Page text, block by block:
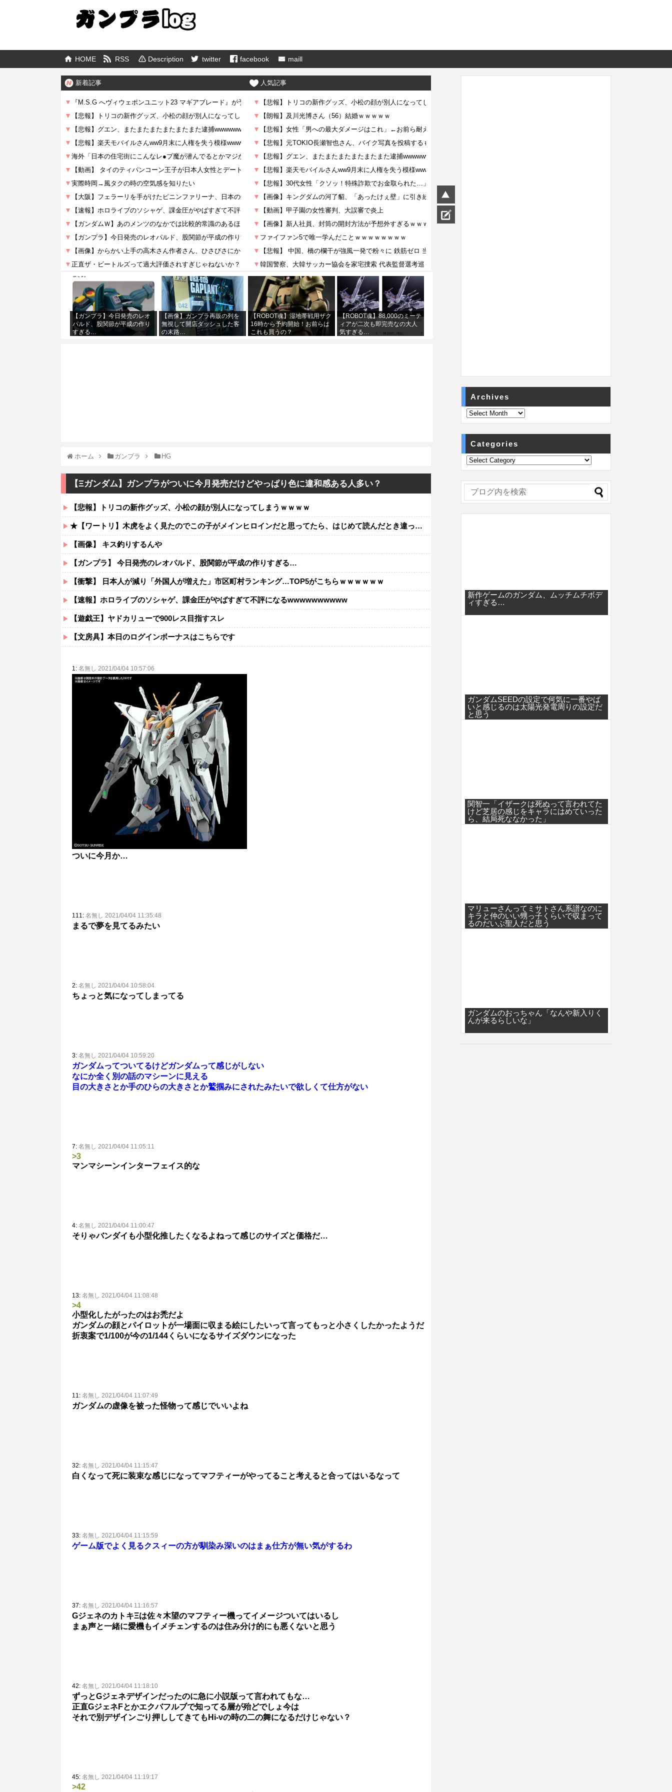
HOME RSS Description twitter facebook maill
新着記事 人気記事
【ガンプラ】今日発売のレオ
パルド、股関節が平成の作り
すぎる…
【画像】ガンプラ再販の列を
無視して開店ダッシュした客
の末路…
【ROBOT魂】湿地帯戦用ザク
16時から予約開始！お前らは
これも買うの？
【ROBOT魂】88,000のミーテ
ィアが二次も即完売なの大人
気すぎる…
ホーム ガンプラ HG
【Ξガンダム】ガンプラがついに今月発売だけどやっぱり色に違和感ある人多い？
【悲報】トリコの新作グッズ、小松の顔が別人になってしまうｗｗｗｗ
★【ワートリ】木虎をよく見たのでこの子がメインヒロインだと思ってたら、はじめて読んだとき違って驚いた
【画像】 キス釣りするんや
【ガンプラ】 今日発売のレオパルド、股関節が平成の作りすぎる…
【衝撃】 日本人が減り「外国人が増えた」市区町村ランキング…TOP5がこちらｗｗｗｗｗｗ
【速報】ホロライブのソシャゲ、課金圧がやばすぎて不評になるwwwwwwwwww
【遊戯王】ヤドカリューで900レス目指すスレ
【文房具】本日のログインボーナスはこちらです
1: 名無し 2021/04/04 10:57:06
ついに今月か…
111: 名無し 2021/04/04 11:35:48
まるで夢を見てるみたい
2: 名無し 2021/04/04 10:58:04
ちょっと気になってしまってる
3: 名無し 2021/04/04 10:59:20
ガンダムってついてるけどガンダムって感じがしない
なにか全く別の話のマシーンに見える
目の大きさとか手のひらの大きさとか鷲掴みにされたみたいで欲しくて仕方がない
7: 名無し 2021/04/04 11:05:11
>3
マンマシーンインターフェイス的な
4: 名無し 2021/04/04 11:00:47
そりゃバンダイも小型化推したくなるよねって感じのサイズと価格だ…
13: 名無し 2021/04/04 11:08:48
>4
小型化したがったのはお禿だよ
ガンダムの顔とパイロットが一場面に収まる絵にしたいって言ってもっと小さくしたかったようだ
折衷案で1/100が今の1/144くらいになるサイズダウンになった
11: 名無し 2021/04/04 11:07:49
ガンダムの虚像を被った怪物って感じでいいよね
32: 名無し 2021/04/04 11:15:47
白くなって死に装束な感じになってマフティーがやってること考えると合ってはいるなって
33: 名無し 2021/04/04 11:15:59
ゲーム版でよく見るクスィーの方が馴染み深いのはまぁ仕方が無い気がするわ
37: 名無し 2021/04/04 11:16:57
GジェネのカトキΞは佐々木望のマフティー機ってイメージついてはいるし
まぁ声と一緒に愛機もイメチェンするのは住み分け的にも悪くないと思う
42: 名無し 2021/04/04 11:18:10
ずっとGジェネデザインだったのに急に小説版って言われてもな…
正直GジェネFとかエクバフルブで知ってる層が殆どでしょ今は
それで別デザインごり押ししてきてもHi-νの時の二の舞になるだけじゃない？
45: 名無し 2021/04/04 11:19:17
>42
Archives
Categories
新作ゲームのガンダム、ムッチムチボデ
ィすぎる…
ガンダムSEEDの設定で何気に一番やば
いと感じるのは太陽光発電周りの設定だ
と思う
関智一「イザークは死ぬって言われてた
けど芝居の感じをキャラにはめていった
ら、結局死ななかった」
マリューさんってミサトさん系譜なのに
キラと仲のいい甥っ子くらいで収まって
るのだいぶ聖人だと思う
ガンダムのおっちゃん「なんや新入りく
んが来るらしいな」